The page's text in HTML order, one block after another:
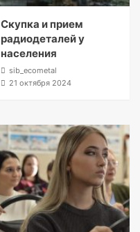
Скупка и прием
радиодеталей у
населения
sib_ecometal
21 октября 2024